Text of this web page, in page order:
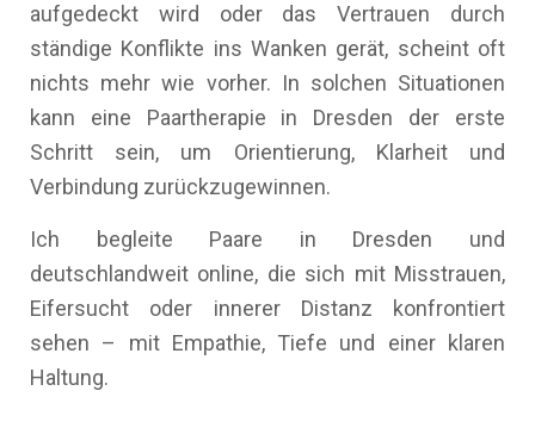
aufgedeckt wird oder das Vertrauen durch
ständige Konflikte ins Wanken gerät, scheint oft
nichts mehr wie vorher. In solchen Situationen
kann eine Paartherapie in Dresden der erste
Schritt sein, um Orientierung, Klarheit und
Verbindung zurückzugewinnen.
Ich begleite Paare in Dresden und
deutschlandweit online, die sich mit Misstrauen,
Eifersucht oder innerer Distanz konfrontiert
sehen – mit Empathie, Tiefe und einer klaren
Haltung.